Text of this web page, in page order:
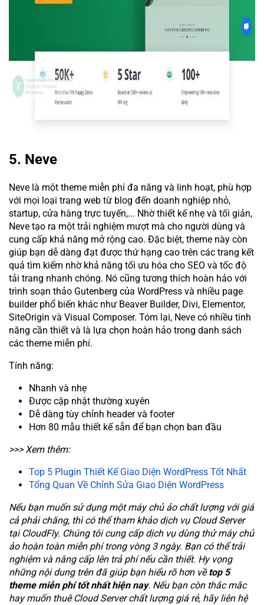
5. Neve
Neve là một theme miễn phí đa năng và linh hoạt, phù hợp
với mọi loại trang web từ blog đến doanh nghiệp nhỏ,
startup, cửa hàng trực tuyến,... Nhờ thiết kế nhẹ và tối giản,
Neve tạo ra một trải nghiệm mượt mà cho người dùng và
cung cấp khả năng mở rộng cao. Đặc biệt, theme này còn
giúp bạn dễ dàng đạt được thứ hạng cao trên các trang kết
quả tìm kiếm nhờ khả năng tối ưu hóa cho SEO và tốc độ
tải trang nhanh chóng. Nó cũng tương thích hoàn hảo với
trình soạn thảo Gutenberg của WordPress và nhiều page
builder phổ biến khác như Beaver Builder, Divi, Elementor,
SiteOrigin và Visual Composer. Tóm lại, Neve có nhiều tính
năng cần thiết và là lựa chọn hoàn hảo trong danh sách
các theme miễn phí.
Tính năng:
Nhanh và nhẹ
Được cập nhật thường xuyên
Dễ dàng tùy chỉnh header và footer
Hơn 80 mẫu thiết kế sẵn để bạn chọn ban đầu
>>> Xem thêm:
Top 5 Plugin Thiết Kế Giao Diện WordPress Tốt Nhất
Tổng Quan Về Chỉnh Sửa Giao Diện WordPress
Nếu bạn muốn sử dụng một máy chủ ảo chất lượng với giá
cả phải chăng, thì có thể tham khảo dịch vụ Cloud Server
tại CloudFly. Chúng tôi cung cấp dịch vụ dùng thử máy chủ
ảo hoàn toàn miễn phí trong vòng 3 ngày. Bạn có thể trải
nghiệm và nâng cấp lên trả phí nếu cần thiết. Hy vọng
những nội dung trên đã giúp bạn hiểu rõ hơn vềtop 5
theme miễn phí tốt nhất hiện nay. Nếu bạn còn thắc mắc
hay muốn thuê Cloud Server chất lượng giá rẻ, hãy liên hệ